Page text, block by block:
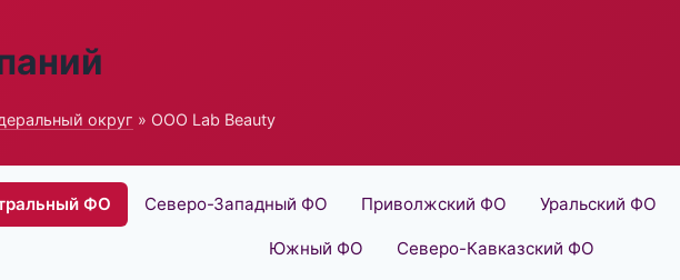
округ » ООО Lab Beauty
ФО Северо-Западный ФО Приволжский ФО Уральский ФО
Южный ФО Северо-Кавказский ФО